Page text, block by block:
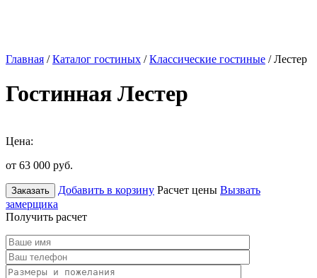
Главная /Каталог гостиных /Классические гостиные / Лестер
Гостинная Лестер
Цена:
от 63 000 руб.
Заказать Добавить в корзину Расчет цены Вызвать
замерщика
Получить расчет